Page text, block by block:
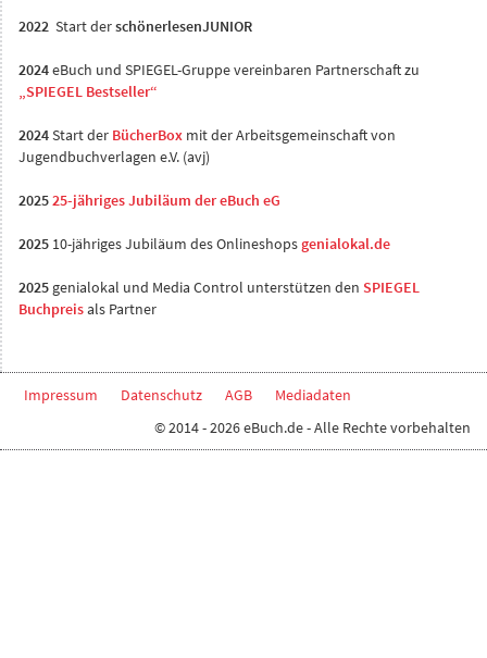
2022 Start derschönerlesenJUNIOR
2024eBuch und SPIEGEL-Gruppe vereinbaren Partnerschaft zu
„SPIEGEL Bestseller“
2024Start der BücherBox mit der Arbeitsgemeinschaft von
Jugendbuchverlagen e.V. (avj)
202525-jähriges Jubiläum der eBuch eG
2025 10-jähriges Jubiläum des Onlineshopsgenialokal.de
2025 genialokal und Media Control unterstützen den SPIEGEL
Buchpreisals Partner
Impressum Datenschutz AGB
Mediadaten
© 2014 - 2026 eBuch.de - Alle Rechte vorbehalten